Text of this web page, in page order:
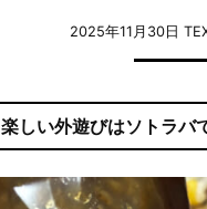
2025年11月30日
楽しい外遊びはソトラ